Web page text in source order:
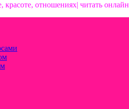
отношениях| читать онлайн